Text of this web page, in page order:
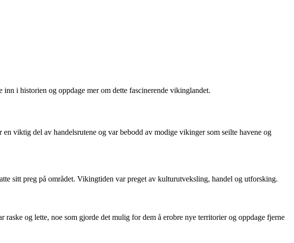
i historien og oppdage mer om dette fascinerende vikinglandet.
viktig del av handelsrutene og var bebodd av modige vikinger som seilte havene og
sitt preg på området. Vikingtiden var preget av kulturutveksling, handel og utforsking.
og lette, noe som gjorde det mulig for dem å erobre nye territorier og oppdage fjerne